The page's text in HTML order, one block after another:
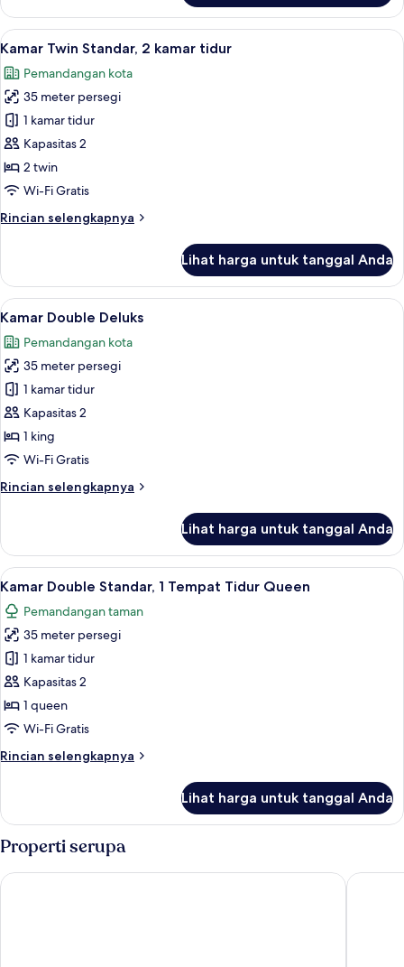
Suite
Eksekutif,
1
tidur,
pemandangan
kota
Lihat
semua
foto
untuk
Kamar
Twin
Standar,
2
tidur
Kamar Twin Standar, 2 kamar tidur |
12
Kamar Twin Standar, 2 kamar tidur
Pemandangan kota
35 meter persegi
1 kamar tidur
Kapasitas 2
2 twin
Wi-Fi Gratis
Rincian selengkapnya
Rincian
Kamar
Twin
Standar,
kamar
tidur
Lihat harga untuk tanggal Anda
Lihat
semua
foto
untuk
Kamar
Double
Deluks
Kamar Double Deluks | Busa
17
Kamar Double Deluks
Pemandangan kota
35 meter persegi
1 kamar tidur
Kapasitas 2
1 king
Wi-Fi Gratis
Rincian selengkapnya
Rincian
Kamar
Double
Deluks
Lihat harga untuk tanggal Anda
Lihat
semua
foto
untuk
Kamar
Double
Standar,
1
Tidur
Kamar Double Standar, 1 Tempat
8
Kamar Double Standar, 1 Tempat Tidur Queen
Pemandangan taman
35 meter persegi
1 kamar tidur
Kapasitas 2
1 queen
Wi-Fi Gratis
Rincian selengkapnya
Rincian
Kamar
Double
Standar,
Tempat
Lihat harga untuk tanggal Anda
Properti serupa
Best Western Dodoma City Hotel Gerwill